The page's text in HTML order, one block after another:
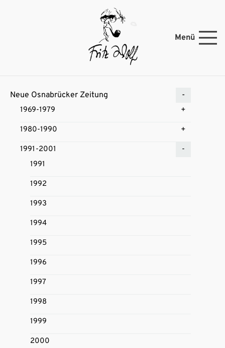
Menü
Neue Osnabrücker Zeitung
1969-1979
1980-1990
1991-2001
1991
1992
1993
1994
1995
1996
1997
1998
1999
2000